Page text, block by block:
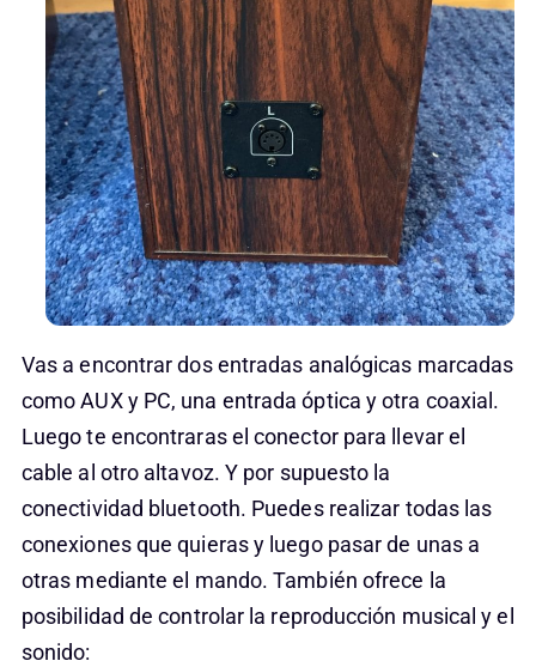
Vas a encontrar dos entradas analógicas marcadas
como AUX y PC, una entrada óptica y otra coaxial.
Luego te encontraras el conector para llevar el
cable al otro altavoz. Y por supuesto la
conectividad bluetooth. Puedes realizar todas las
conexiones que quieras y luego pasar de unas a
otras mediante el mando. También ofrece la
posibilidad de controlar la reproducción musical y el
sonido: